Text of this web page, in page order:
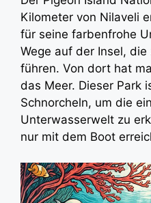
Kilometer von Nilaveli
für seine farbenfrohe
Wege auf der Insel,
führen. Von dort hat
das Meer. Dieser Park
Schnorcheln, um die
Unterwasserwelt zu
nur mit dem Boot